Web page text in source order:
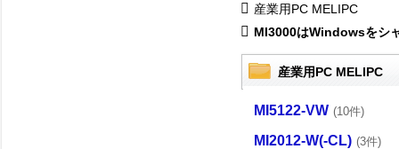
産業用PC MELIPC
MI3000はWindowsをシ
産業用PC MELIPC
MI5122-VW (10件)
MI2012-W(-CL) (3件)